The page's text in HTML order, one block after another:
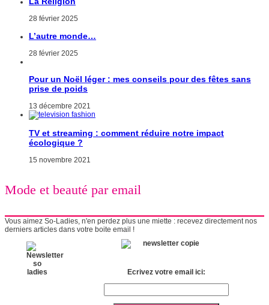
28 février 2025
L’autre monde…
28 février 2025
Pour un Noël léger : mes conseils pour des fêtes sans
prise de poids
13 décembre 2021
TV et streaming : comment réduire notre impact
écologique ?
15 novembre 2021
Mode et beauté par email
Vous aimez So-Ladies, n'en perdez plus une miette : recevez directement nos
derniers articles dans votre boite email !
Ecrivez votre email ici: